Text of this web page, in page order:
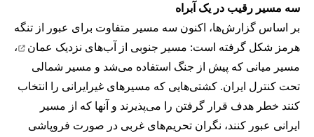
سه مسیر رقیب در یک آبراه
بر اساس گزارش‌ها، اکنون سه مسیر متفاوت برای عبور از تنگه
هرمز شکل گرفته است: مسیر جنوبی از
آب‌های نزدیک عمان
،
مسیر میانی که پیش از جنگ استفاده می‌شد و مسیر شمالی
تحت کنترل ایران. کشتی‌هایی که مسیرهای غیرایرانی را انتخاب
کنند خطر هدف قرار گرفتن را می‌پذیرند و آنها که از مسیر
ایرانی عبور کنند، نگران تحریم‌های غربی در صورت فروپاشی